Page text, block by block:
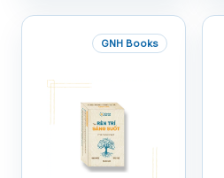
GNH Books